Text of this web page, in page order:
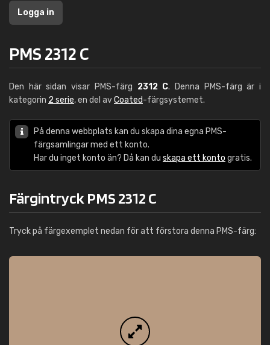
Logga in
PMS 2312 C
Den här sidan visar PMS-färg 2312 C. Denna PMS-färg är i
kategorin 2 serie, en del avCoated-färgsystemet.
På denna webbplats kan du skapa dina egna PMS-
färgsamlingar med ett konto.
Har du inget konto än? Då kan du skapa ett konto gratis.
Färgintryck PMS 2312 C
Tryck på färgexemplet nedan för att förstora denna PMS-färg: